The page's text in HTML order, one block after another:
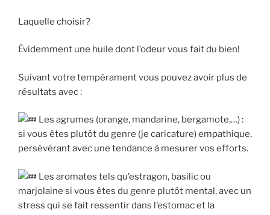
Laquelle choisir?
Évidemment une huile dont l’odeur vous fait du bien!
Suivant votre tempérament vous pouvez avoir plus de
résultats avec :
Les agrumes (orange, mandarine, bergamote,…) :
si vous êtes plutôt du genre (je caricature) empathique,
persévérant avec une tendance à mesurer vos efforts.
Les aromates tels qu’estragon, basilic ou
marjolaine si vous êtes du genre plutôt mental, avec un
stress qui se fait ressentir dans l’estomac et la